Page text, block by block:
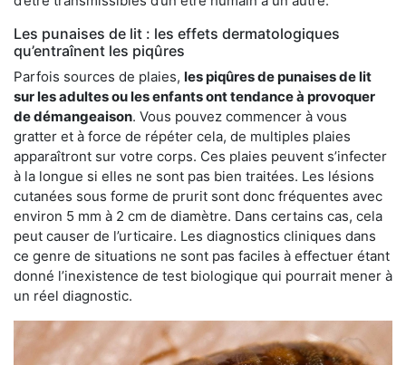
Les punaises de lit : les effets dermatologiques
qu’entraînent les piqûres
Parfois sources de plaies, les piqûres de punaises de lit
sur les adultes ou les enfants ont tendance à provoquer
de démangeaison. Vous pouvez commencer à vous
gratter et à force de répéter cela, de multiples plaies
apparaîtront sur votre corps. Ces plaies peuvent s’infecter
à la longue si elles ne sont pas bien traitées. Les lésions
cutanées sous forme de prurit sont donc fréquentes avec
environ 5 mm à 2 cm de diamètre. Dans certains cas, cela
peut causer de l’urticaire. Les diagnostics cliniques dans
ce genre de situations ne sont pas faciles à effectuer étant
donné l’inexistence de test biologique qui pourrait mener à
un réel diagnostic.